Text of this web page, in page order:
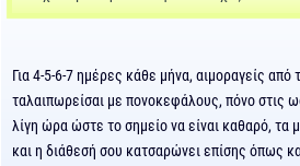
Για 4-5-6-7 ημέρες κάθε μήνα, αιμοραγείς από
ταλαιπωρείσαι με πονοκεφάλους, πόνο στις
λίγη ώρα ώστε το σημείο να είναι καθαρό, τα
και η διάθεσή σου κατσαρώνει επίσης όπως